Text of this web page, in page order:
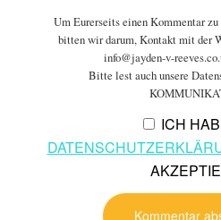
Um Eurerseits einen Kommentar
bitten wir darum, Kontakt mit der
info@jayden-v-
Bitte lest auch unsere
ICH